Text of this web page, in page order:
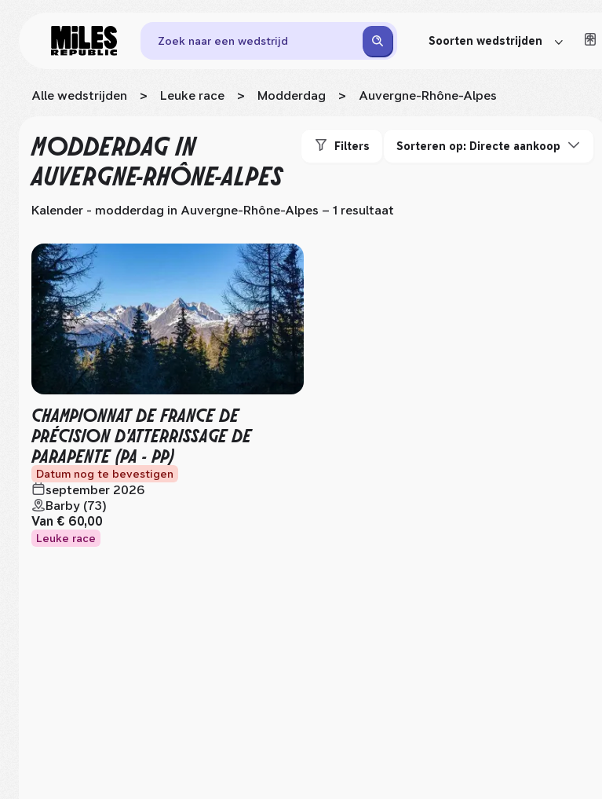
Zoek naar een wedstrijd Soorten wedstrijden
Alle wedstrijden > Leuke race > Modderdag > Auvergne-Rhône-Alpes
MODDERDAGIN
AUVERGNE-RHÔNE-ALPES
Filters Sorteren op: Directe aankoop
Kalender - modderdag in Auvergne-Rhône-Alpes – 1 resultaat
CHAMPIONNAT DE FRANCE DE
PRÉCISION D'ATTERRISSAGE DE
PARAPENTE (PA - PP)
Datum nog te bevestigen
september 2026
Barby (73)
Van € 60,00
Leuke race